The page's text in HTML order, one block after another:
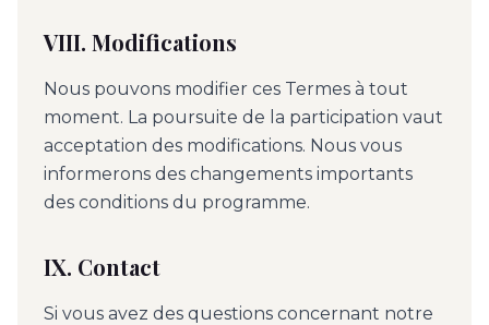
VIII. Modifications
Nous pouvons modifier ces Termes à tout
moment. La poursuite de la participation vaut
acceptation des modifications. Nous vous
informerons des changements importants
des conditions du programme.
IX. Contact
Si vous avez des questions concernant notre